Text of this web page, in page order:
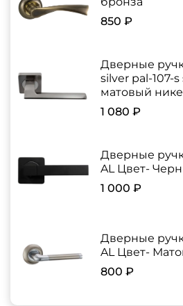
850 ₽
Дверные
silver pal-107-
матовый
1 080 ₽
Дверные
AL Цвет-
1 000 ₽
Дверные
AL Цвет-
800 ₽